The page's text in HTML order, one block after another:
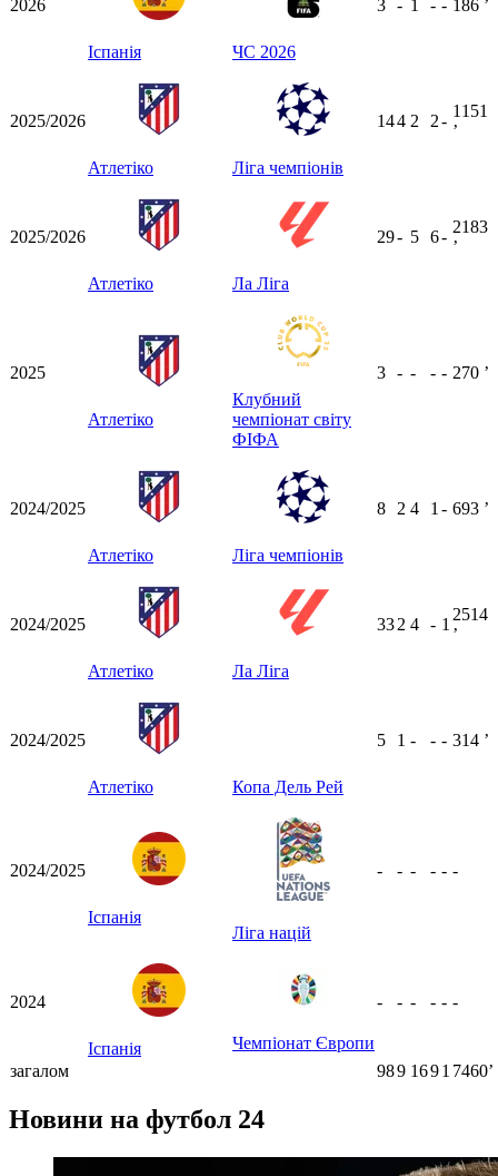
2026
Іспанія ЧС 2026
3 - 1 - - 186 ʼ
2025/2026
Атлетіко Ліга чемпіонів
144 2 2-
1151
ʼ
2025/2026
Атлетіко Ла Ліга
29- 5 6-
2183
ʼ
2025
Атлетіко
Клубний
чемпіонат світу
ФІФА
3 - - - - 270 ʼ
2024/2025
Атлетіко Ліга чемпіонів
8 2 4 1 - 693 ʼ
2024/2025
Атлетіко Ла Ліга
332 4 - 1
2514
ʼ
2024/2025
Атлетіко Копа Дель Рей
5 1 - - - 314 ʼ
2024/2025
Іспанія
Ліга націй
- - - - - -
2024
Іспанія Чемпіонат Європи
- - - - - -
загалом 989 1691 7460ʼ
Новини на футбол 24